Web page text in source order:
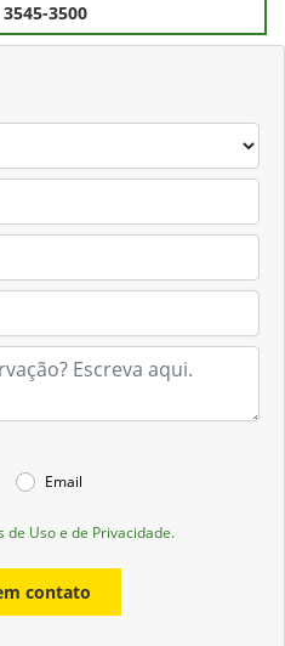
Email
de Uso e de Privacidade.
contato
3500